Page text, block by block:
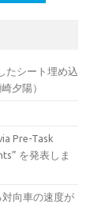
たシート埋め込
夕陽）
Pre-Task
を発表しま
向車の速度が